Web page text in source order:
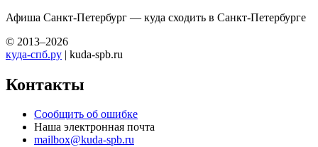
Афиша Санкт-Петербург — куда сходить в Санкт-Петербурге
© 2013–2026
куда-спб.ру | kuda-spb.ru
Контакты
Сообщить об ошибке
Наша электронная почта
mailbox@kuda-spb.ru